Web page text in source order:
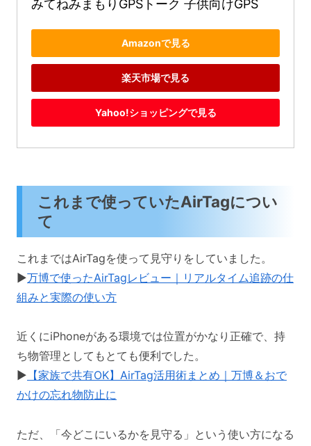
みてねみまもりGPSトーク 子供向けGPS
Amazonで見る
楽天市場で見る
Yahoo!ショッピングで見る
これまで使っていたAirTagについ
て
これまではAirTagを使って見守りをしていました。
▶️万博で使ったAirTagレビュー｜リアルタイム追跡の仕
組みと実際の使い方
近くにiPhoneがある環境では位置がかなり正確で、持
ち物管理としてもとても便利でした。
▶️ 【家族で共有OK】AirTag活用術まとめ｜万博＆おで
かけの忘れ物防止に
ただ、「今どこにいるかを見守る」という使い方になる